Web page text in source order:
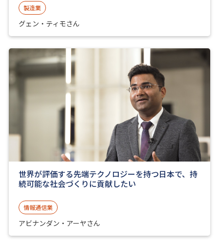
製造業
グェン・ティモさん
世界が評価する先端テクノロジーを持つ日本で、持
続可能な社会づくりに貢献したい
情報通信業
アビナンダン・アーヤさん